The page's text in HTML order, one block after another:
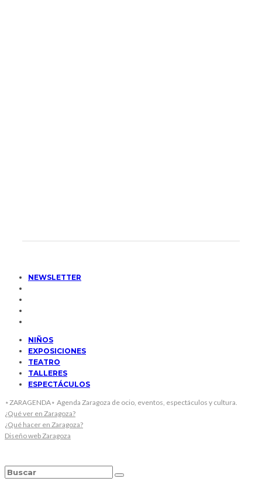
NEWSLETTER
NIÑOS
EXPOSICIONES
TEATRO
TALLERES
ESPECTÁCULOS
⋆ZARAGENDA⋆ Agenda Zaragoza de ocio, eventos, espectáculos y cultura.
¿Qué ver en Zaragoza?
¿Qué hacer en Zaragoza?
Diseño web Zaragoza